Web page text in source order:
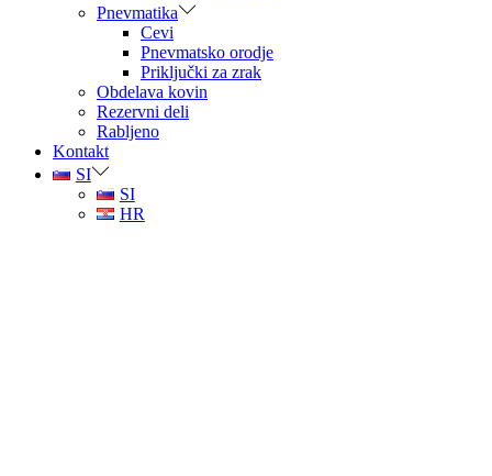
Pnevmatika
Cevi
Pnevmatsko orodje
Priključki za zrak
Obdelava kovin
Rezervni deli
Rabljeno
Kontakt
SI
SI
HR